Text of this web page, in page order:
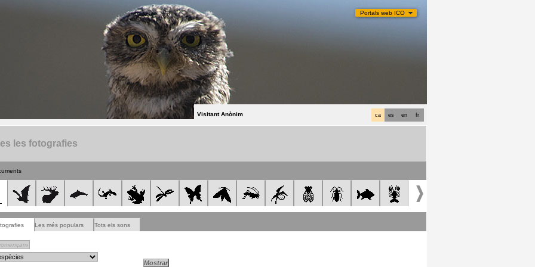
Portals web ICO
fr
en
es
ca
Visitant Anònim
les fotografies
Les més populars Tots els sons